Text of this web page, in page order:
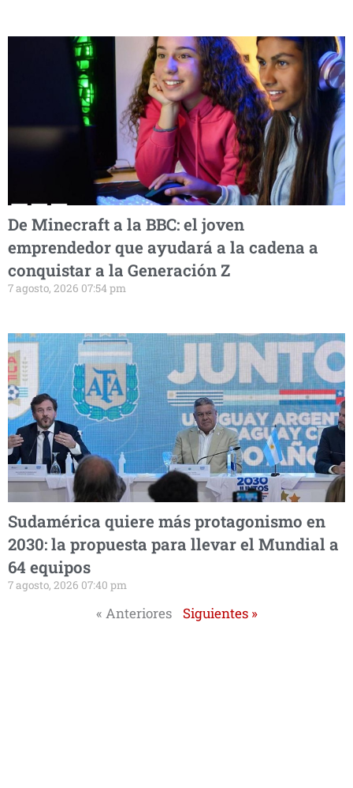
De Minecraft a la BBC: el joven
emprendedor que ayudará a la cadena a
conquistar a la Generación Z
7 agosto, 2026 07:54 pm
Sudamérica quiere más protagonismo en
2030: la propuesta para llevar el Mundial a
64 equipos
7 agosto, 2026 07:40 pm
« Anteriores Siguientes »